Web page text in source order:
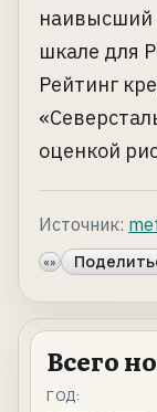
наивысший
шкале для
Рейтинг
оценкой
Источник:
«»
Всего
ГОД: